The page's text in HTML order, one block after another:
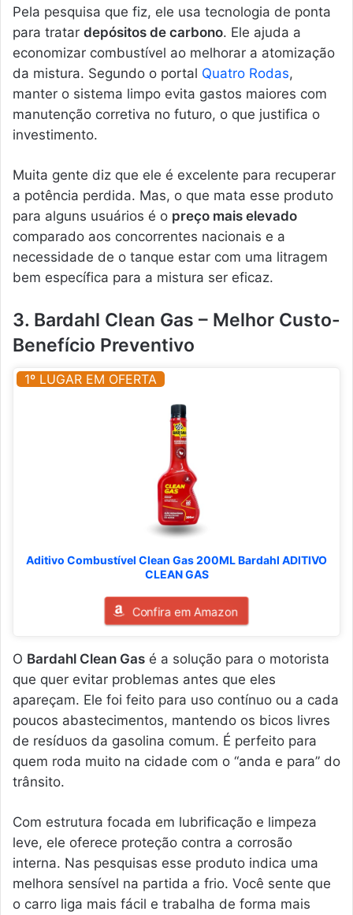
Pela pesquisa que fiz, ele usa tecnologia de ponta
para tratar depósitos de carbono. Ele ajuda a
economizar combustível ao melhorar a atomização
da mistura. Segundo o portal Quatro Rodas,
manter o sistema limpo evita gastos maiores com
manutenção corretiva no futuro, o que justifica o
investimento.
Muita gente diz que ele é excelente para recuperar
a potência perdida. Mas, o que mata esse produto
para alguns usuários é o preço mais elevado
comparado aos concorrentes nacionais e a
necessidade de o tanque estar com uma litragem
bem específica para a mistura ser eficaz.
3. Bardahl Clean Gas – Melhor Custo-
Benefício Preventivo
1º LUGAR EM OFERTA
Aditivo Combustível Clean Gas 200ML Bardahl ADITIVO
CLEAN GAS
Confira em Amazon
O Bardahl Clean Gas é a solução para o motorista
que quer evitar problemas antes que eles
apareçam. Ele foi feito para uso contínuo ou a cada
poucos abastecimentos, mantendo os bicos livres
de resíduos da gasolina comum. É perfeito para
quem roda muito na cidade com o “anda e para” do
trânsito.
Com estrutura focada em lubrificação e limpeza
leve, ele oferece proteção contra a corrosão
interna. Nas pesquisas esse produto indica uma
melhora sensível na partida a frio. Você sente que
o carro liga mais fácil e trabalha de forma mais